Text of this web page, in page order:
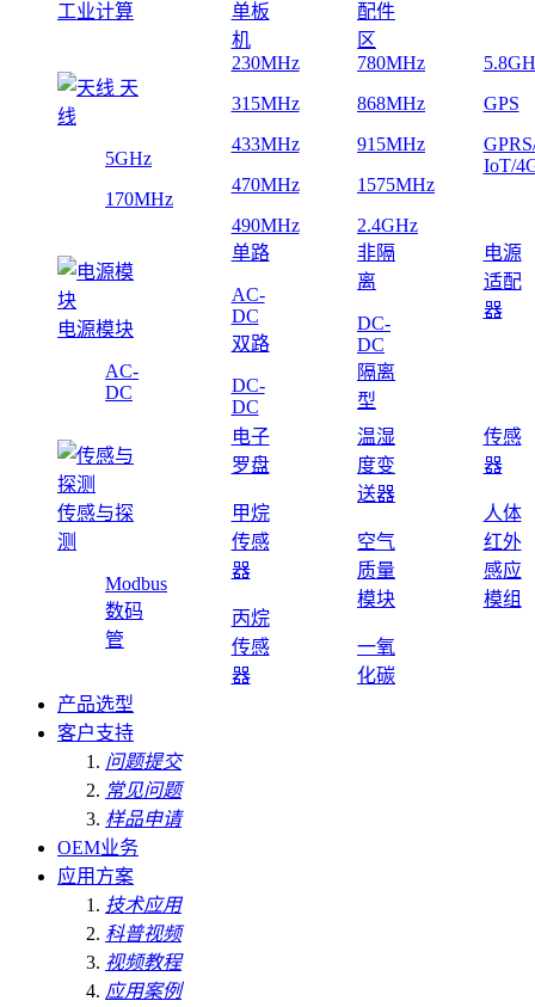
工业计算
单板
机
配件
区
天
线
5GHz
170MHz
230MHz
315MHz
433MHz
470MHz
490MHz
780MHz
868MHz
915MHz
1575MHz
2.4GHz
GPS
IoT/
电源模块
AC-
DC
单路
AC-
DC
双路
DC-
DC
非隔
离
DC-
DC
隔离
型
电源
适配
器
传感与探
测
Modbus
数码
管
电子
罗盘
甲烷
传感
器
丙烷
传感
器
温湿
度变
送器
空气
质量
模块
一氧
化碳
传感
器
人体
红外
感应
模组
产品选型
客户支持
问题提交
常见问题
样品申请
OEM业务
应用方案
技术应用
科普视频
视频教程
应用案例